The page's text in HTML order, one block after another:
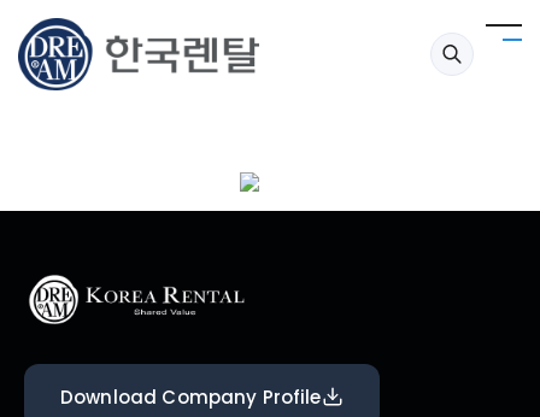
LG CLOi 2세대
Download Company Profile